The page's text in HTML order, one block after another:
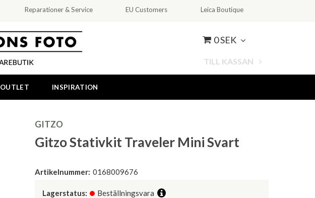
Reparationer & Service EU Customers Leica Boutique
0 SEK
TILL KASSAN
OUTLET INSPIRATION
GITZO
Gitzo Stativkit Traveler Mini Svart
Artikelnummer: 0168009676
Lagerstatus: Beställningsvara